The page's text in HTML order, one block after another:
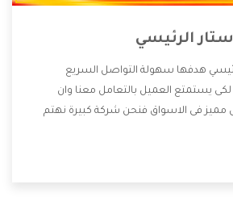
الرئيسي
هدفها سهولة التواصل السريع
يستمتع العميل بالتعامل معنا وان
مميز فى الاسواق فنحن شركة كبيرة نهتم
منها خدمة الصيانة التى تكون من أهم